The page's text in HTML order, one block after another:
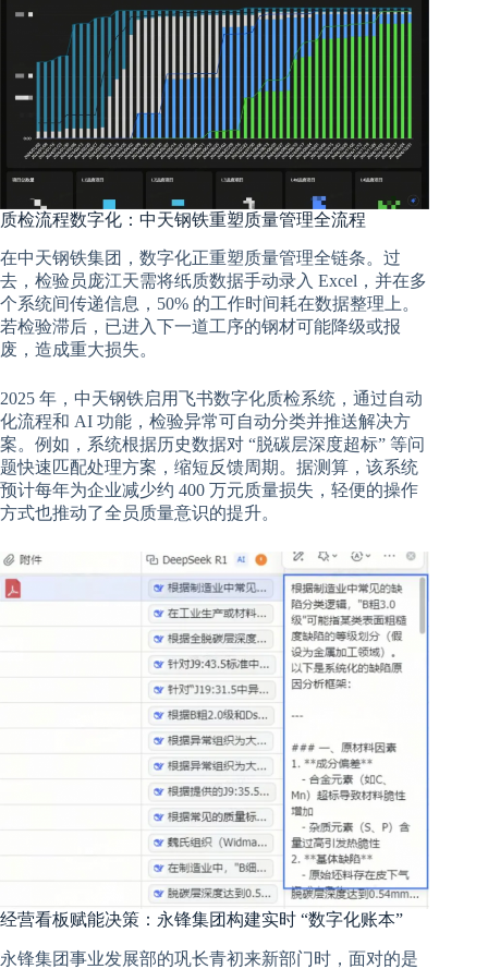
质检流程数字化：中天钢铁重塑质量管理全流程
在中天钢铁集团，数字化正重塑质量管理全链条。过
去，检验员庞江天需将纸质数据手动录入 Excel，并在多
个系统间传递信息，50% 的工作时间耗在数据整理上。
若检验滞后，已进入下一道工序的钢材可能降级或报
废，造成重大损失。
2025 年，中天钢铁启用飞书数字化质检系统，通过自动
化流程和 AI 功能，检验异常可自动分类并推送解决方
案。例如，系统根据历史数据对 “脱碳层深度超标” 等问
题快速匹配处理方案，缩短反馈周期。据测算，该系统
预计每年为企业减少约 400 万元质量损失，轻便的操作
方式也推动了全员质量意识的提升。
经营看板赋能决策：永锋集团构建实时 “数字化账本”
永锋集团事业发展部的巩长青初来新部门时，面对的是